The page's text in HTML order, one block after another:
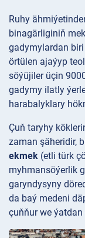
Ruhy
binagärliginiň
gadymylardan
örtülen ajaýyp
söýüjiler üçin
gadymy ilatly
harabalyklary
Çuň taryhy
zaman şäheridir,
ekmek (etli türk
myhmansöýerlik
garyndysyny
da baý medeni
çuňňur we